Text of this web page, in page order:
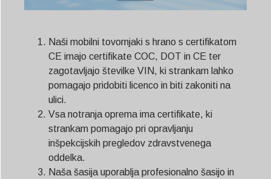
Naši mobilni tovornjaki s hrano s certifikatom
CE imajo certifikate COC, DOT in CE ter
zagotavljajo številke VIN, ki strankam lahko
pomagajo pridobiti licenco in biti zakoniti na
ulici.
Vsa notranja oprema ima certifikate, ki
strankam pomagajo pri opravljanju
inšpekcijskih pregledov zdravstvenega
oddelka.
Naša šasija uporablja profesionalno šasijo in